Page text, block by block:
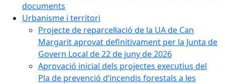
documents
Urbanisme i territori
Projecte de reparcel·lació de la UA de Can
Margarit aprovat definitivament per la Junta de
Govern Local de 22 de juny de 2026
Aprovació inicial dels projectes executius del
Pla de prevenció d’incendis forestals a les